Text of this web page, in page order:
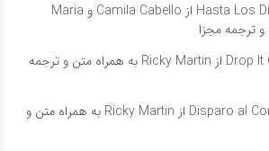
آهنگ اسپانیایی Hasta Los Dientes از Camila Cabello و Maria
آهنگ انگلیسی Drop It On Me از Ricky Martin به همراه متن و ترجمه
آهنگ اسپانیایی Disparo al Corazón از Ricky Martin به همراه متن و